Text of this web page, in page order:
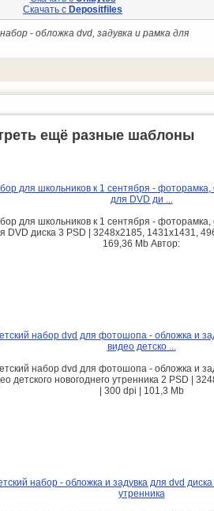
Скачать с Depositfiles
- обложка dvd, задувка и рамка для
ещё разные шаблоны
для школьников к 1 сентября - фоторамка,
для DVD ди ...
для школьников к 1 сентября - фоторамка,
DVD диска 3 PSD | 3248x2185, 1431x1431,
169,36 Mb Автор:
набор dvd для фотошопа - обложка и
видео детско ...
набор dvd для фотошопа - обложка и
детского новогоднего утренника 2 PSD |
| 300 dpi | 101,3 Mb
набор - обложка и задувка для dvd
утренника